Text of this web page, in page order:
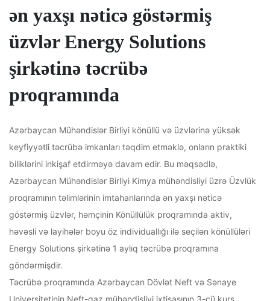
ən yaxşı nəticə göstərmiş
üzvlər Energy Solutions
şirkətinə təcrübə
proqramında
Azərbaycan Mühəndislər Birliyi könüllü və üzvlərinə yüksək
keyfiyyətli təcrübə imkanları təqdim etməklə, onların praktiki
biliklərini inkişaf etdirməyə davam edir. Bu məqsədlə,
Azərbaycan Mühəndislər Birliyi Kimya mühəndisliyi üzrə Üzvlük
proqramının təlimlərinin imtahanlarında ən yaxşı nəticə
göstərmiş üzvlər, həmçinin Könüllülük proqramında aktiv,
həvəsli və layihələr boyu öz individuallığı ilə seçilən könüllüləri
Energy Solutions şirkətinə 1 aylıq təcrübə proqramına
göndərmişdir.
Təcrübə proqramında Azərbaycan Dövlət Neft və Sənaye
Universitetinin Neft-qaz mühəndisliyi ixtisasının 3-cü kurs